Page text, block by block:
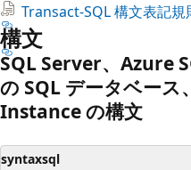
Transact-SQL 構文表記規
構文
SQL Server、Azure
の SQL データベー
Instance の構文
syntaxsql